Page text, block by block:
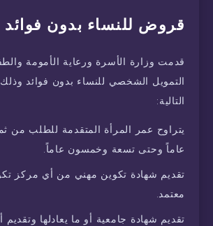
قروض للنساء بدون
قدمت وزارة الأسرة ورعاية الأمومة
التمويل الشخصي للنساء بدون فوائد
التالية:
يتراوح عمر المرأة المتقدمة للطلب من
عاماً وحتى تسعة وخمسون عاماً.
تقديم شهادة تكوين مهني من أي مركز
معتمد.
تقديم شهادة جامعية أو ما يعادلها